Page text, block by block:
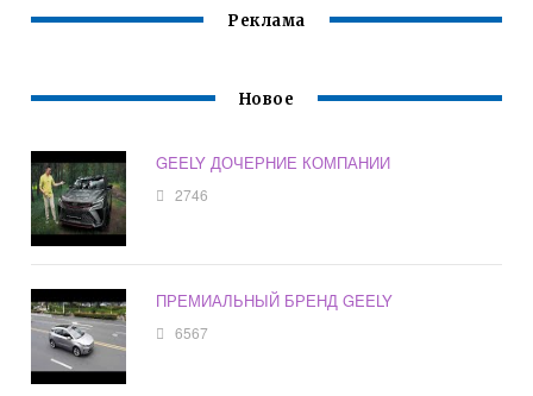
Реклама
Новое
GEELY ДОЧЕРНИЕ КОМПАНИИ
2746
ПРЕМИАЛЬНЫЙ БРЕНД GEELY
6567